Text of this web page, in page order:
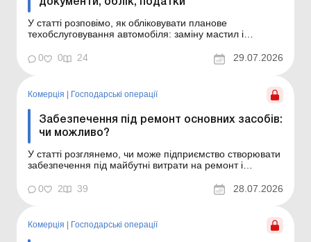
документи, облік, податки
У статті розповімо, як обліковувати планове
техобслуговування автомобіля: заміну мастил і
регулярні витрати, що підтримують авто в робочому
стані, а також які можливі наслідки з податку на
модернізація, реконс...
0 0 24 29.07.2026
Комерція | Господарські операції
Забезпечення під ремонт основних засобів:
чи можливо?
У статті розглянемо, чи може підприємство створювати
забезпечення під майбутні витрати на ремонт і
та НП(С)БО, а також як обліковувати такі витрати – у
складі витрат періоду чи як окремий компонент
0 2 39 28.07.2026
Комерція Господарські операції